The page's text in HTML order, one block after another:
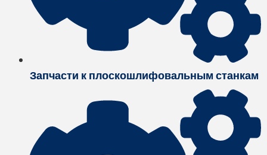
Запчасти к плоскошлифовальным станкам